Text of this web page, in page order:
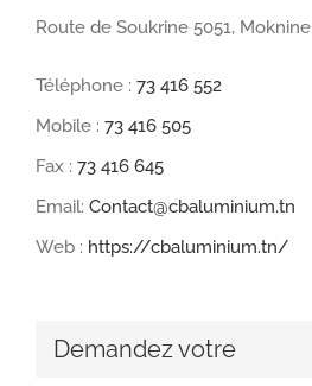
Route de Soukrine 5051, Moknine
Téléphone : 73 416 552
Mobile : 73 416 505
Fax : 73 416 645
Email: Contact@cbaluminium.tn
Web : https://cbaluminium.tn/
Demandez votre